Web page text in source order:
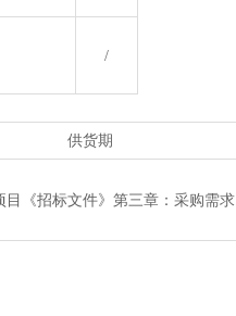
/
供货期
目《招标文件》第三章：采购需求